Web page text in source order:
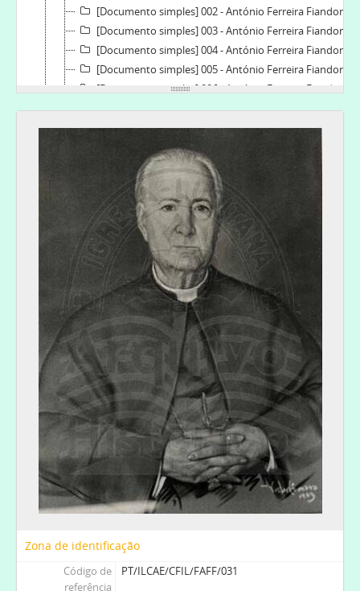
[Documento simples] 002 - António Ferreira Fiandor com 17 anos, 1901
[Documento simples] 003 - António Ferreira Fiandor ordenado presbítero, 1911
[Documento simples] 004 - António Ferreira Fiandor com uniforme militar, [c. 1914]
[Documento simples] 005 - António Ferreira Fiandor com uniforme militar, c. 1914
[Documento simples] 006 - António Ferreira Fiandor com uniforme militar, [c. 1914]
[Documento simples] 007 - Fotografia de António Ferreira Fiandor, [c. 1920]
[Documento simples] 008 - António Ferreira Fiandor com dois amigos, 1930
[Documento simples] 009 - Fotografia de António Ferreira Fiandor, 1920
[Documento simples] 010 - António Ferreira Fiandor no jardim do Torne, 1940
[Documento simples] 011 - Passeio à Penha em Guimarães, 1921-06-12
[Documento simples] 012 - António Ferreira Fiandor no presbitério da igreja de S. João Evangelista, 1924
[Documento simples] 013 - António Ferreira Fiandor num passeio, [c. 1920]
[Documento simples] 014 - António Ferreira Fiandor e um amigo em Lisboa, 1932-12-15
[Documento simples] 015 - António Ferreira Fiandor e amigo em Lisboa, 1932-12-16
[Documento simples] 016 - António Ferreira Fiandor à porta da igreja do Bom Pastor, 1953-06-14
[Documento simples] 017 - António Ferreira Fiandor com condecoração, [c.1950]
[Documento simples] 018 - António Ferreira Fiandor e esposa, [c. 1950]
[Documento simples] 019 - António Ferreira Fiandor com veste litúrgica, [c. 1950]
[Documento simples] 020 - António Ferreira Fiandor e esposa, [c. 1950]
[Documento simples] 021 - António Ferreira Fiandor à porta do chalé da Boavista, [c. 1960]
[Documento simples] 022 - António Ferreira Fiandor e o reverendo Agostinho Arbiol, [c. 1960]
[Documento simples] 023 - António Ferreira Fiandor com 75 anos, 1959-10-11
[Documento simples] 024 - António Ferreira Fiandor, [c. 1960]
[Documento simples] 025 - António Ferreira Fiandor, [c. 1960]
[Documento simples] 026 - António Ferreira Fiandor, [c. 1960]
[Documento simples] 027 - António Ferreira Fiandor em cerimónia litúrgica, 1964-03-15
[Documento simples] 028 - António Ferreira Fiandor em cerimónia litúrgica, 1964-03-15
[Documento simples] 031 - Quadro a óleo de D. António Ferreira Fiandor, [c. 1970]
[Documento simples] 032 - [António Ferreira Fiandor com familiares], [18--]
Zona de identificação
Código de
referência
PT/ILCAE/CFIL/FAFF/031